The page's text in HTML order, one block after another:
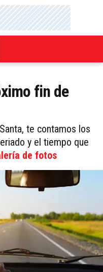
fin de
te contamos los
y el tiempo que
de fotos